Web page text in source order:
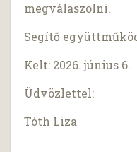
megválaszolni.
Segítő
Kelt: 2026. június 6.
Üdvözlettel:
Tóth Liza